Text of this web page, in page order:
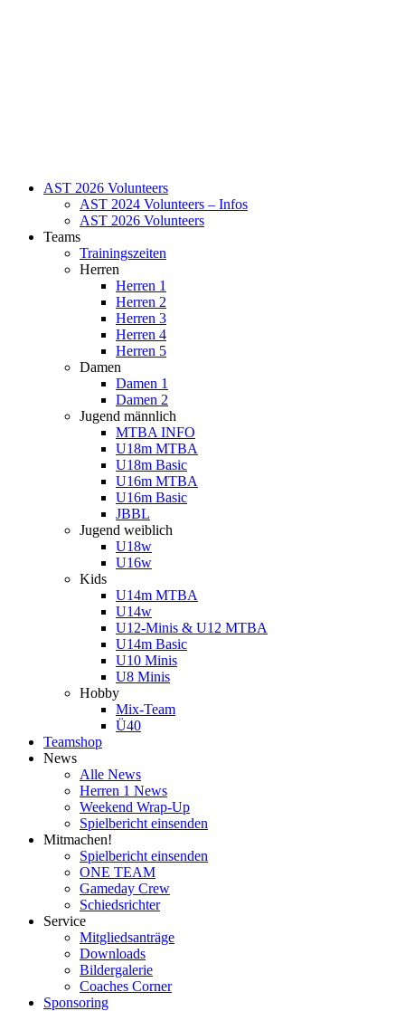
AST 2026 Volunteers
AST 2024 Volunteers – Infos
AST 2026 Volunteers
Teams
Trainingszeiten
Herren
Herren 1
Herren 2
Herren 3
Herren 4
Herren 5
Damen
Damen 1
Damen 2
Jugend männlich
MTBA INFO
U18m MTBA
U18m Basic
U16m MTBA
U16m Basic
JBBL
Jugend weiblich
U18w
U16w
Kids
U14m MTBA
U14w
U12-Minis & U12 MTBA
U14m Basic
U10 Minis
U8 Minis
Hobby
Mix-Team
Ü40
Teamshop
News
Alle News
Herren 1 News
Weekend Wrap-Up
Spielbericht einsenden
Mitmachen!
Spielbericht einsenden
ONE TEAM
Gameday Crew
Schiedsrichter
Service
Mitgliedsanträge
Downloads
Bildergalerie
Coaches Corner
Sponsoring